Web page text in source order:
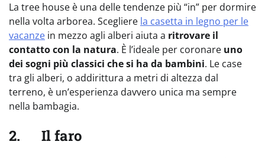
La tree house è una delle tendenze più “in” per dormire
nella volta arborea. Scegliere la casetta in legno per le
vacanze in mezzo agli alberi aiuta a ritrovare il
contatto con la natura. È l’ideale per coronare uno
dei sogni più classici che si ha da bambini. Le case
tra gli alberi, o addirittura a metri di altezza dal
terreno, è un’esperienza davvero unica ma sempre
nella bambagia.
2. Il faro